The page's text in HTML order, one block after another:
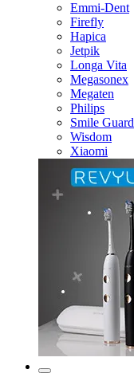
Emmi-Dent
Firefly
Hapica
Jetpik
Longa Vita
Megasonex
Megaten
Philips
Smile Guard
Wisdom
Xiaomi